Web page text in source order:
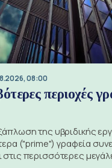
08:00
περιοχές
της υβριδικής
("prime") γραφεία
στις περισσότερες